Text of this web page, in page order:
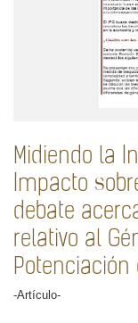
Midiendo la
Impacto
debate
relativo al
Potenciación
-Artículo-